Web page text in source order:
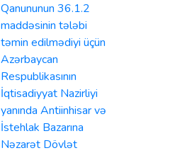
Qanununun 36.1.2
maddəsinin tələbi
təmin edilmədiyi üçün
Azərbaycan
Respublikasının
İqtisadiyyat Nazirliyi
yanında Antiinhisar və
İstehlak Bazarına
Nəzarət Dövlət